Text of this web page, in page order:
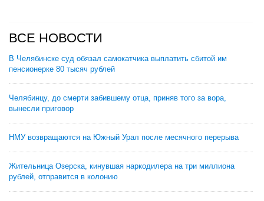
ВСЕ НОВОСТИ
В Челябинске суд обязал самокатчика выплатить сбитой им
пенсионерке 80 тысяч рублей
Челябинцу, до смерти забившему отца, приняв того за вора,
вынесли приговор
НМУ возвращаются на Южный Урал после месячного перерыва
Жительница Озерска, кинувшая наркодилера на три миллиона
рублей, отправится в колонию